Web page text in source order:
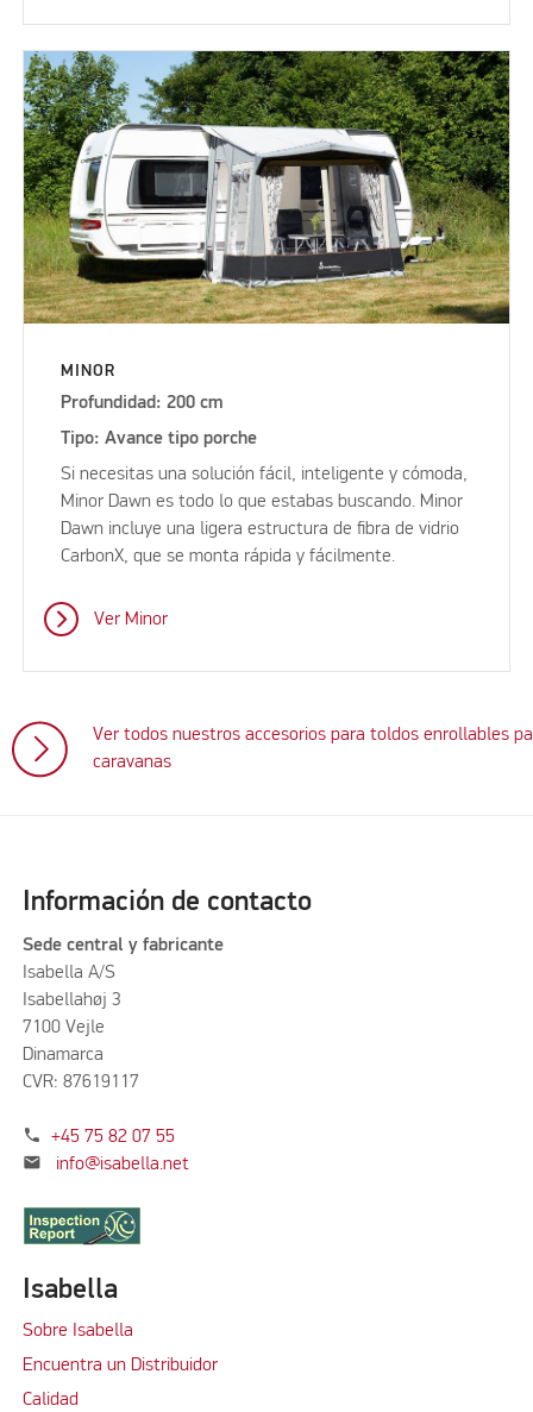
MINOR
Profundidad: 200 cm
Tipo: Avance tipo porche
Si necesitas una solución fácil, inteligente y cómoda,
Minor Dawn es todo lo que estabas buscando. Minor
Dawn incluye una ligera estructura de fibra de vidrio
CarbonX, que se monta rápida y fácilmente.
Ver Minor
Ver todos nuestros accesorios para toldos enrollables
caravanas
Información de contacto
Sede central y fabricante
Isabella A/S
Isabellahøj 3
7100 Vejle
Dinamarca
CVR: 87619117
phone +45 75 82 07 55
mail info@isabella.net
Isabella
Sobre Isabella
Encuentra un Distribuidor
Calidad